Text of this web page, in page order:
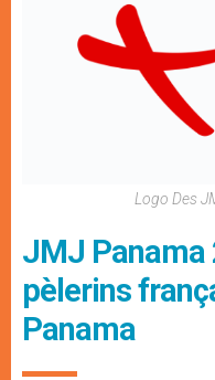
Logo Des
JMJ Panama
pèlerins
Panama